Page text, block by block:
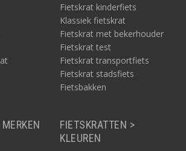
Fietskrat kinderfiets
Klassiek fietskrat
Fietskrat met bekerhouder
Fietskrat test
Fietskrat transportfiets
Fietskrat stadsfiets
Fietsbakken
FIETSKRATTEN >
KLEUREN